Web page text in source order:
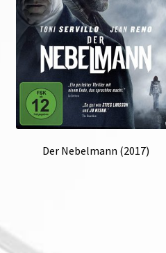
Der Nebelmann (2017)